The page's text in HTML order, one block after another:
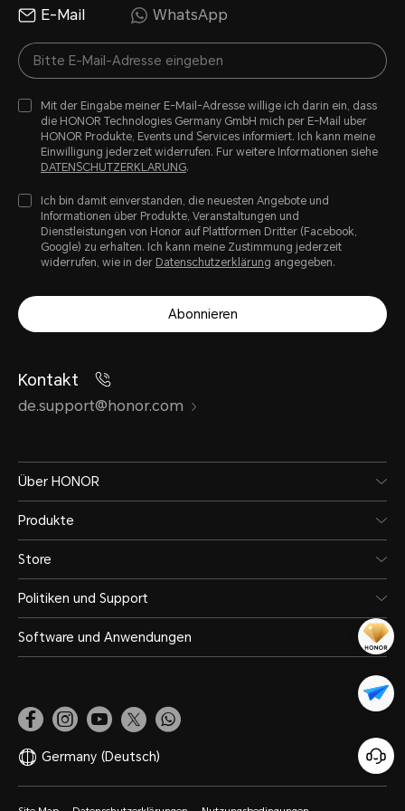
E-Mail WhatsApp
Mit der Eingabe meiner E-Mail-Adresse willige ich darin ein, dass
die HONOR Technologies Germany GmbH mich per E-Mail uber
HONOR Produkte, Events und Services informiert. Ich kann meine
Einwilligung jederzeit widerrufen. Fur weitere Informationen siehe
DATENSCHUTZERKLARUNG.
Ich bin damit einverstanden, die neuesten Angebote und
Informationen über Produkte, Veranstaltungen und
Dienstleistungen von Honor auf Plattformen Dritter (Facebook,
Google) zu erhalten. Ich kann meine Zustimmung jederzeit
widerrufen, wie in der Datenschutzerklärung angegeben.
Abonnieren
Kontakt
de.support@honor.com
Über HONOR
Produkte
Store
Politiken und Support
Software und Anwendungen
Germany (Deutsch)